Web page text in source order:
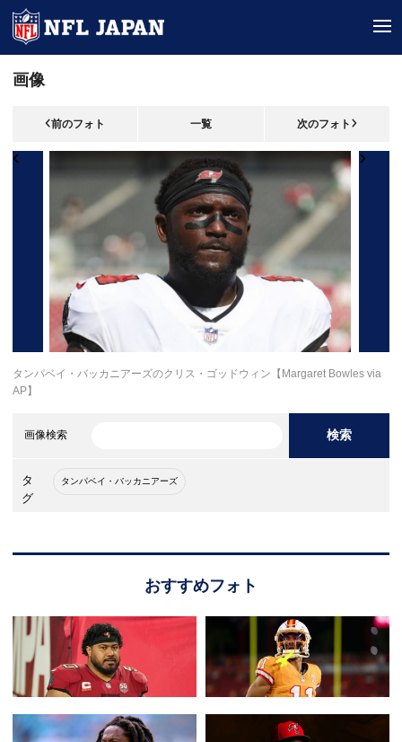
画像
前のフォト 一覧 次のフォト
タンパベイ・バッカニアーズのクリス・ゴッドウィン【Margaret Bowles via
AP】
画像検索 検索
タ
グ
タンパベイ・バッカニアーズ
おすすめフォト